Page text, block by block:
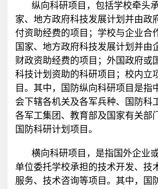
纵向科研项目，包括学校牵头
家、地方政府科技发展计划并由政
付资助经费的项目；学校与企业合
国家、地方政府科技发展计划并由
财政资助经费的项目；外国政府或
科技计划资助的科研项目；校内立
目。其中，国防纵向科研项目是指
会下辖各机关及各军兵种、国防科
各军工集团、教育部及国家有关部
国防科研计划项目。
横向科研项目，是指国外企业
单位委托学校承担的技术开发、技
服务、技术咨询等项目。其中，国